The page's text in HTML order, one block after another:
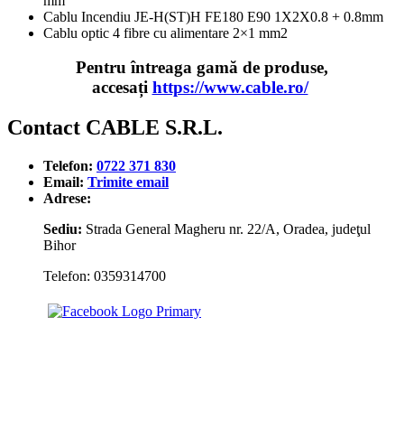
Cablu Incendiu JE-H(ST)H FE180 E90 1X2X0.8 + 0.8mm
Cablu optic 4 fibre cu alimentare 2×1 mm2
Pentru întreaga gamă de produse,
accesați https://www.cable.ro/
Contact CABLE S.R.L.
Telefon: 0722 371 830
Email: Trimite email
Adrese:
Sediu: Strada General Magheru nr. 22/A, Oradea, judeţul
Bihor
Telefon: 0359314700